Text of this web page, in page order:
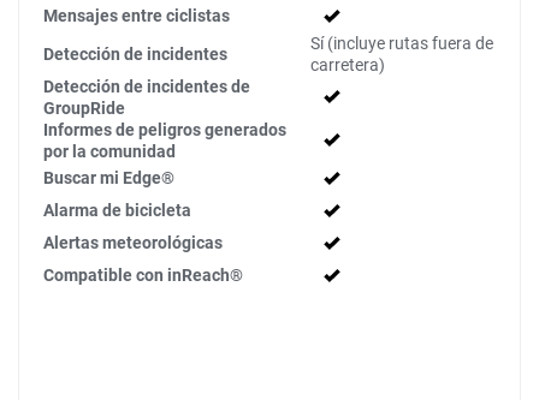
Mensajes entre ciclistas
Detección de incidentes
Sí (incluye rutas fuera de
carretera)
Detección de incidentes de
GroupRide
Informes de peligros generados
por la comunidad
Buscar mi Edge®
Alarma de bicicleta
Alertas meteorológicas
Compatible con inReach®